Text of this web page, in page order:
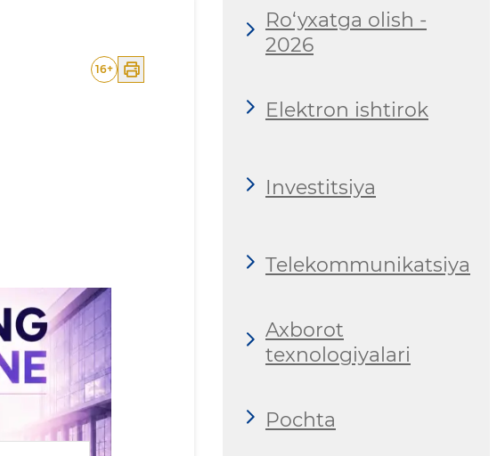
16+
Ro‘yxatga olish -
2026
Elektron ishtirok
Investitsiya
Telekommunikatsiya
Axborot
texnologiyalari
Pochta